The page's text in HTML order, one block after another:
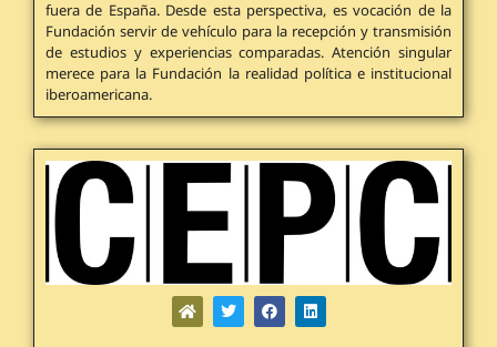
fuera de España. Desde esta perspectiva, es vocación de la
Fundación servir de vehículo para la recepción y transmisión
de estudios y experiencias comparadas. Atención singular
merece para la Fundación la realidad política e institucional
iberoamericana.